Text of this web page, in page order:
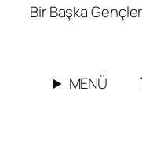
Bir Başka
MENÜ